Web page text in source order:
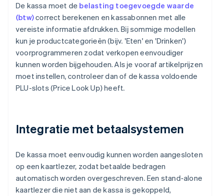
De kassa moet de belasting toegevoegde waarde
(btw)correct berekenen en kassabonnen met alle
vereiste informatie afdrukken. Bij sommige modellen
kun je productcategorieën (bijv. 'Eten' en 'Drinken')
voorprogrammeren zodat verkopen eenvoudiger
kunnen worden bijgehouden. Als je vooraf artikelprijzen
moet instellen, controleer dan of de kassa voldoende
PLU-slots (Price Look Up) heeft.
Integratie met betaalsystemen
De kassa moet eenvoudig kunnen worden aangesloten
op een kaartlezer, zodat betaalde bedragen
automatisch worden overgeschreven. Een stand-alone
kaartlezer die niet aan de kassa is gekoppeld,